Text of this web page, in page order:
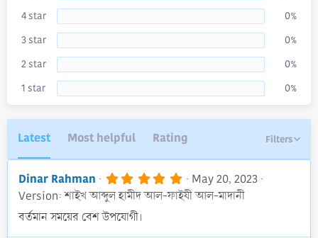
a
(
s
4 star
0%
3 star
0%
2 star
0%
1 star
0%
Latest Most helpful Rating Filters
Dinar Rahman 5
.
0
t
May 20, 2023
Version: শাইখ আব্দুল হামীদ আল-ফাইযী আল-মাদানী
বর্তমান সময়ের বেশ উপযোগী।